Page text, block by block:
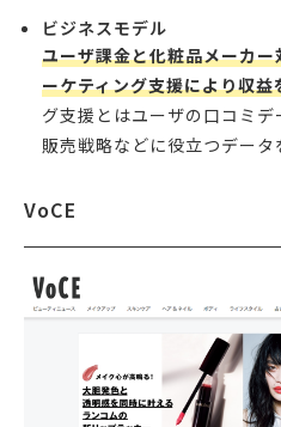
ビジネスモデル
ユーザ課金と化粧品メーカ
ーケティング支援により収益
グ支援とはユーザの口コミ
販売戦略などに役立つデータ
VoCE